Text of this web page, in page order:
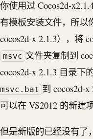
你使用过 Cocos2d-
有模板安装文件，所以
cocos2d-x 2.1.3），将
msvc 文件夹复制到
cocos2d-x 2.1.3 目录下
msvc.bat 到 cocos2d-
可以在 VS2012 的新建
但是新版的已经没有了，